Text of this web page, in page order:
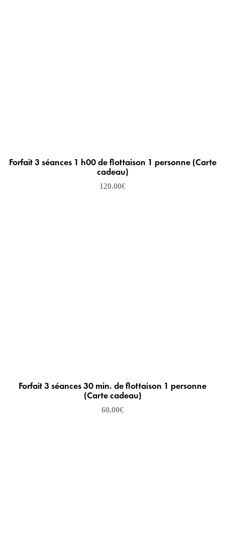
Forfait 3 séances 1 h00 de flottaison 1 personne (Carte
cadeau)
120.00€
Forfait 3 séances 30 min. de flottaison 1 personne
(Carte cadeau)
60.00€